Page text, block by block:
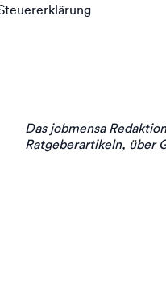
Das jobmensa
Ratgeberartikeln, über